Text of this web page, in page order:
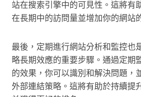
站在搜索引擎中的可見性。這將有
在長期中的訪問量並增加你的網站
最後，定期進行網站分析和監控也
略長期效應的重要步驟。通過定期
的效果，你可以識別和解決問題，
外部連結策略。這將有助於持續提